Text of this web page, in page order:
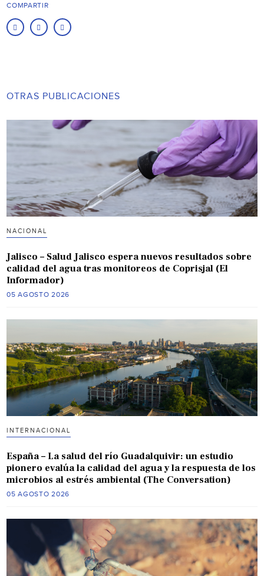
COMPARTIR
OTRAS PUBLICACIONES
NACIONAL
Jalisco – Salud Jalisco espera nuevos resultados sobre
calidad del agua tras monitoreos de Coprisjal (El
Informador)
05 AGOSTO 2026
INTERNACIONAL
España – La salud del río Guadalquivir: un estudio
pionero evalúa la calidad del agua y la respuesta de los
microbios al estrés ambiental (The Conversation)
05 AGOSTO 2026